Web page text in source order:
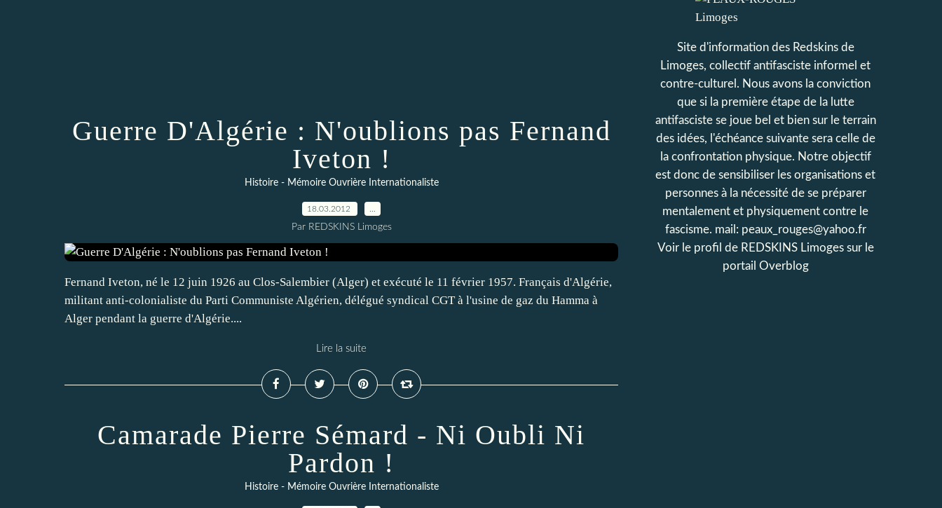
Guerre D'Algérie : N'oublions pas Fernand
Iveton !
Histoire - Mémoire Ouvrière Internationaliste
18.03.2012
Par REDSKINS Limoges
Fernand Iveton, né le 12 juin 1926 au Clos-Salembier (Alger) et exécuté le 11 février 1957. Français d'Algérie,
militant anti-colonialiste du Parti Communiste Algérien, délégué syndical CGT à l'usine de gaz du Hamma à
Alger pendant la guerre d'Algérie....
Lire la suite
Camarade Pierre Sémard - Ni Oubli Ni
Pardon !
Histoire - Mémoire Ouvrière Internationaliste
Site d'information des Redskins de
Limoges, collectif antifasciste informel et
contre-culturel. Nous avons la conviction
que si la première étape de la lutte
antifasciste se joue bel et bien sur le terrain
des idées, l'échéance suivante sera celle de
la confrontation physique. Notre objectif
est donc de sensibiliser les organisations et
personnes à la nécessité de se préparer
mentalement et physiquement contre le
fascisme. mail: peaux_rouges@yahoo.fr
Voir le profil de REDSKINS Limogessur le
portail Overblog